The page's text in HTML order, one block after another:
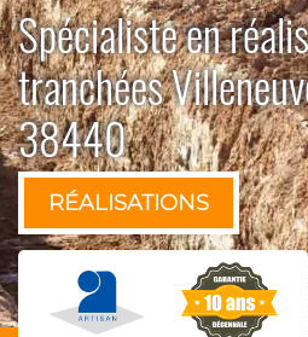
Spécialiste en
tranchées
38440
RÉALISATIONS